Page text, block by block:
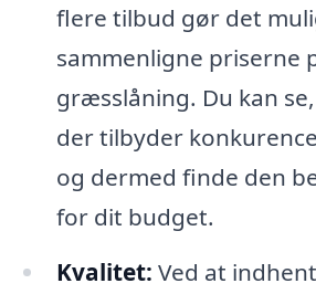
flere tilbud gør det
sammenligne priserne
græsslåning. Du kan
der tilbyder
og dermed finde den
for dit budget.
Kvalitet: Ved at